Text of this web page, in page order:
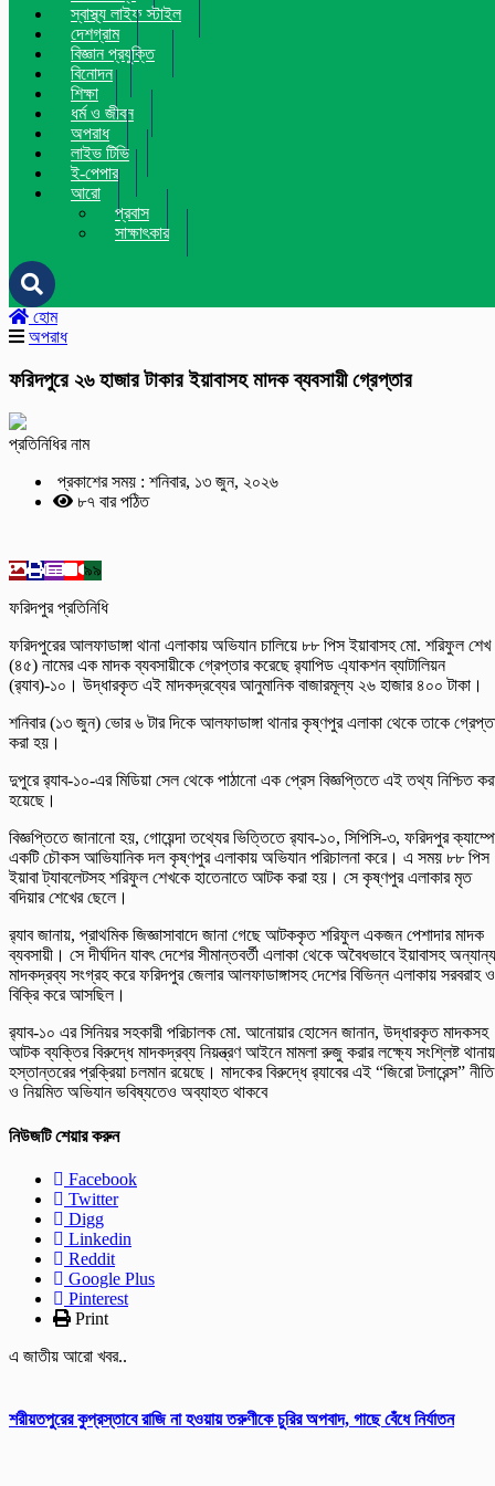
স্বাস্থ্য লাইফ স্টাইল
দেশগ্রাম
বিজ্ঞান প্রযুক্তি
বিনোদন
শিক্ষা
ধর্ম ও জীবন
অপরাধ
লাইভ টিভি
ই-পেপার
আরো
প্রবাস
সাক্ষাৎকার
হোম
অপরাধ
ফরিদপুরে ২৬ হাজার টাকার ইয়াবাসহ মাদক ব্যবসায়ী গ্রেপ্তার
প্রতিনিধির নাম
প্রকাশের সময় : শনিবার, ১৩ জুন, ২০২৬
৮৭ বার পঠিত
৯৯
ফরিদপুর প্রতিনিধি
ফরিদপুরের আলফাডাঙ্গা থানা এলাকায় অভিযান চালিয়ে ৮৮ পিস ইয়াবাসহ মো. শরিফুল শেখ
(৪৫) নামের এক মাদক ব্যবসায়ীকে গ্রেপ্তার করেছে র‍্যাপিড এ্যাকশন ব্যাটালিয়ন
(র‍্যাব)-১০। উদ্ধারকৃত এই মাদকদ্রব্যের আনুমানিক বাজারমূল্য ২৬ হাজার ৪০০ টাকা।
শনিবার (১৩ জুন) ভোর ৬ টার দিকে আলফাডাঙ্গা থানার কৃষ্ণপুর এলাকা থেকে তাকে
করা হয়।
দুপুরে র‍্যাব-১০-এর মিডিয়া সেল থেকে পাঠানো এক প্রেস বিজ্ঞপ্তিতে এই তথ্য নিশ্চিত
হয়েছে।
বিজ্ঞপ্তিতে জানানো হয়, গোয়েন্দা তথ্যের ভিত্তিতে র‍্যাব-১০, সিপিসি-৩, ফরিদপুর
একটি চৌকস আভিযানিক দল কৃষ্ণপুর এলাকায় অভিযান পরিচালনা করে। এ সময় ৮৮ পিস
ইয়াবা ট্যাবলেটসহ শরিফুল শেখকে হাতেনাতে আটক করা হয়। সে কৃষ্ণপুর এলাকার মৃত
বদিয়ার শেখের ছেলে।
র‍্যাব জানায়, প্রাথমিক জিজ্ঞাসাবাদে জানা গেছে আটককৃত শরিফুল একজন পেশাদার মাদক
ব্যবসায়ী। সে দীর্ঘদিন যাবৎ দেশের সীমান্তবর্তী এলাকা থেকে অবৈধভাবে ইয়াবাসহ অন্যান্য
মাদকদ্রব্য সংগ্রহ করে ফরিদপুর জেলার আলফাডাঙ্গাসহ দেশের বিভিন্ন এলাকায় সরবরাহ ও
বিক্রি করে আসছিল।
র‍্যাব-১০ এর সিনিয়র সহকারী পরিচালক মো. আনোয়ার হোসেন জানান, উদ্ধারকৃত মাদকসহ
আটক ব্যক্তির বিরুদ্ধে মাদকদ্রব্য নিয়ন্ত্রণ আইনে মামলা রুজু করার লক্ষ্যে সংশ্লিষ্ট থানায়
হস্তান্তরের প্রক্রিয়া চলমান রয়েছে। মাদকের বিরুদ্ধে র‍্যাবের এই “জিরো টলারেন্স” নীতি
ও নিয়মিত অভিযান ভবিষ্যতেও অব্যাহত থাকবে
নিউজটি শেয়ার করুন
Facebook
Twitter
Digg
Linkedin
Reddit
Google Plus
Pinterest
Print
এ জাতীয় আরো খবর..
শরীয়তপুরের কুপ্রস্তাবে রাজি না হওয়ায় তরুণীকে চুরির অপবাদ, গাছে বেঁধে নির্যাতন